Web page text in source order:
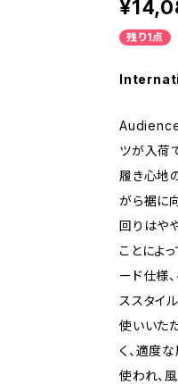
残り1点
Audience
ツが入荷
履き心地
がら裾に
回りはや
ことによ
ード仕様
ススタイ
使いいた
く、適度
使われ、